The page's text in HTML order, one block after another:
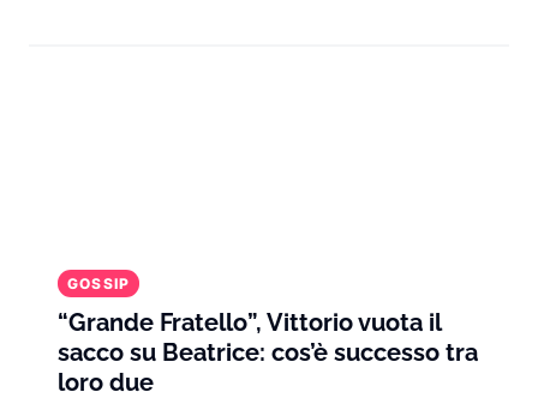
GOSSIP
“Grande Fratello”, Vittorio vuota il
sacco su Beatrice: cos’è successo tra
loro due